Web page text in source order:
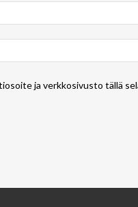
ja verkkosivusto tällä